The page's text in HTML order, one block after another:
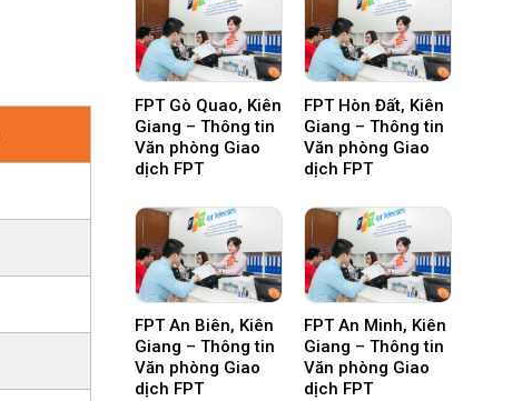
FPT Gò Quao, Kiên
Giang – Thông tin
Văn phòng Giao
dịch FPT
FPT Hòn Đất, Kiên
Giang – Thông tin
Văn phòng Giao
dịch FPT
FPT An Biên, Kiên
Giang – Thông tin
Văn phòng Giao
dịch FPT
FPT An Minh, Kiên
Giang – Thông tin
Văn phòng Giao
dịch FPT